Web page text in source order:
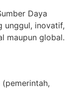
Daya
unggul, inovatif,
maupun global.